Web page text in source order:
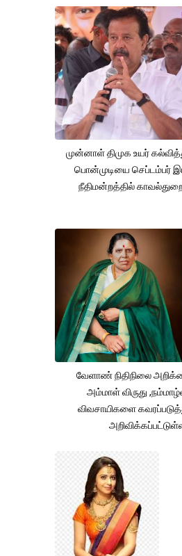
முன்னாள் திமுக உயர்
பொன்முடியை செப்டம்பர்
நீதிமன்றத்தில்
வேளாண் நிதிநிலை
அம்மாள் விருது
விவசாயிகளை